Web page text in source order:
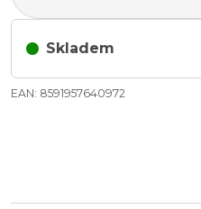
Skladem
EAN: 8591957640972